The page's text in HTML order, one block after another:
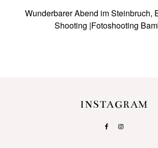
Wunderbarer Abend im Steinbruch,
Shooting |Fotoshooting
INSTAGRAM